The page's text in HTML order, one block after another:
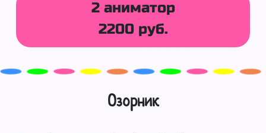
2 аниматор
2200 руб.
Озорник